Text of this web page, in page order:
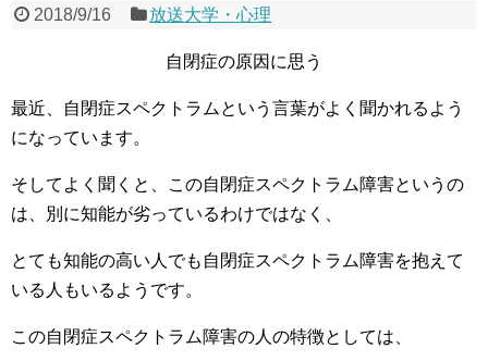
2018/9/16 放送大学・心理
自閉症の原因に思う
最近、自閉症スペクトラムという言葉がよく聞かれるよう
になっています。
そしてよく聞くと、この自閉症スペクトラム障害というの
は、別に知能が劣っているわけではなく、
とても知能の高い人でも自閉症スペクトラム障害を抱えて
いる人もいるようです。
この自閉症スペクトラム障害の人の特徴としては、